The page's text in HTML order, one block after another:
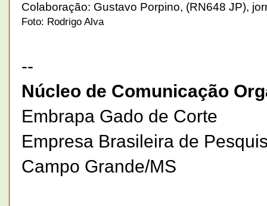
Colaboração: Gustavo Porpino, (RN648 JP),
Foto: Rodrigo Alva
--
Núcleo de Comunicação
Embrapa Gado de Corte
Empresa Brasileira de
Campo Grande/MS